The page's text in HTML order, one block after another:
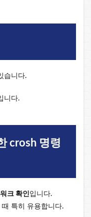
습니다.
니다.
crosh 명령
크 확인입니다.
특히 유용합니다.